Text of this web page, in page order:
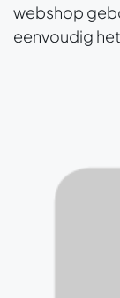
webshop
eenvoudig